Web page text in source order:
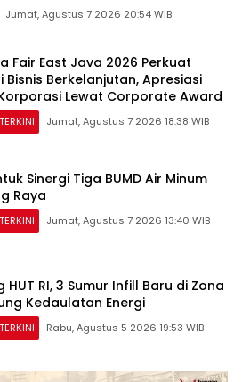
Jumat, Agustus 7 2026 20:54 WIB
Fair East Java 2026 Perkuat
Bisnis Berkelanjutan, Apresiasi
Lewat Corporate Award
Jumat, Agustus 7 2026 18:38 WIB
Sinergi Tiga BUMD Air Minum
Raya
Jumat, Agustus 7 2026 13:40 WIB
HUT RI, 3 Sumur Infill Baru di Zona
Kedaulatan Energi
Rabu, Agustus 5 2026 19:53 WIB